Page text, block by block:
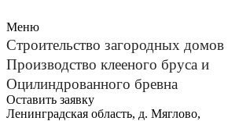
Меню
Строительство загородных домов
Производство клееного бруса и
Оцилиндрованного бревна
Оставить заявку
Ленинградская область, д. Мяглово,